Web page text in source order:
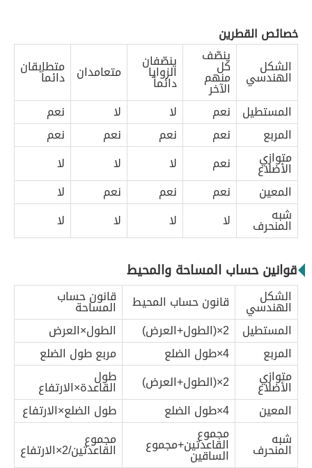
خصائص القطرين
الشكل
الهندسي
ينصّف
كل
منهم
الآخر
ينصّفان
الزوايا
دائماً
متعامدان متطابقان
دائماً
المستطيل
نعم لا لا
نعم
المربع
نعم نعم نعم
نعم
متوازي
الأضلاع نعم لا لا
لا
المعين
نعم نعم نعم
لا
شبه
المنحرف لا لا لا لا
قوانين حساب المساحة والمحيط
الشكل
الهندسي قانون حساب المحيط قانون حساب
المساحة
المستطيل
2×(الطول+العرض)
الطول×العرض
المربع
4×طول الضلع
مربع طول الضلع
متوازي
الأضلاع 2×(الطول+العرض) طول
القاعدة×الارتفاع
المعين
4×طول الضلع
طول الضلع×الارتفاع
شبه
المنحرف
مجموع
القاعدتين+مجموع
الساقين
مجموع
القاعدتين/2×الارتفاع